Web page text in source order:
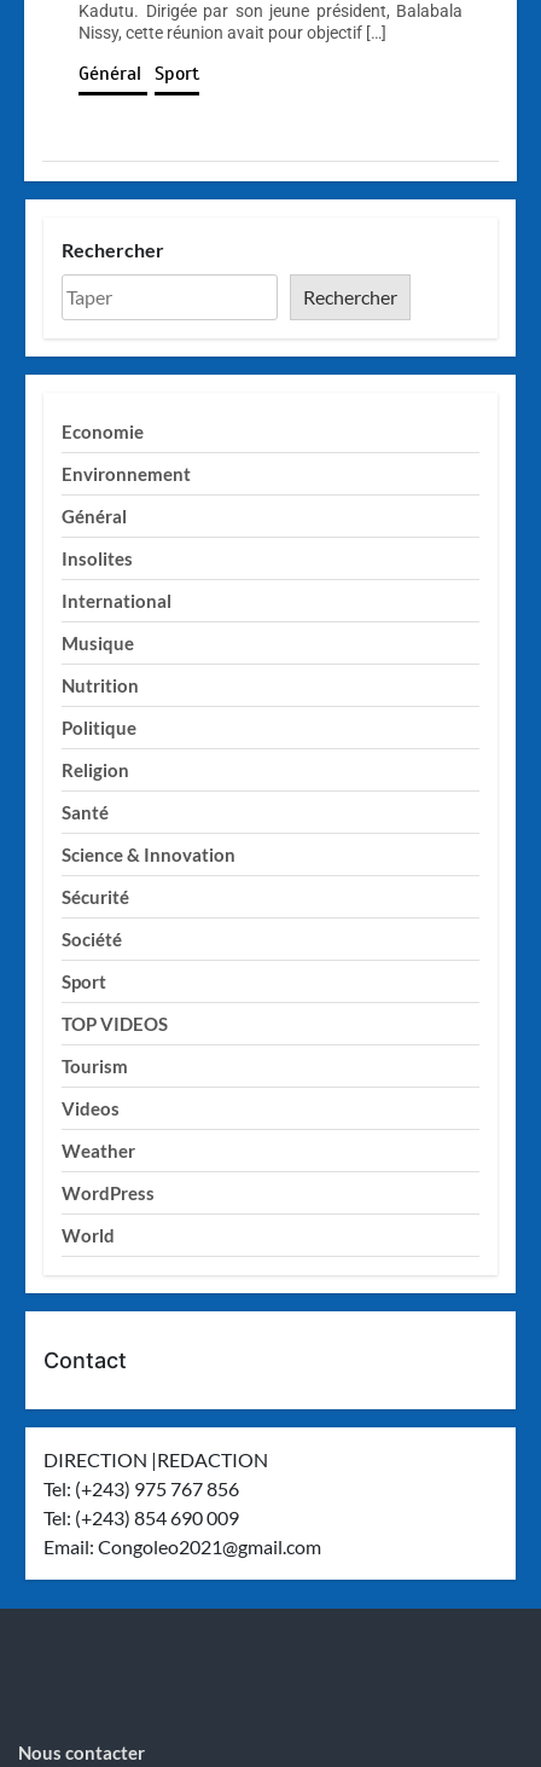
Kadutu. Dirigée par son jeune président, Balabala
Nissy, cette réunion avait pour objectif […]
Général Sport
Rechercher
Rechercher
Economie
Environnement
Général
Insolites
International
Musique
Nutrition
Politique
Religion
Santé
Science & Innovation
Sécurité
Société
Sport
TOP VIDEOS
Tourism
Videos
Weather
WordPress
World
Contact
DIRECTION |REDACTION
Tel: (+243) 975 767 856
Tel: (+243) 854 690 009
Email:Congoleo2021@gmail.com
Nous contacter